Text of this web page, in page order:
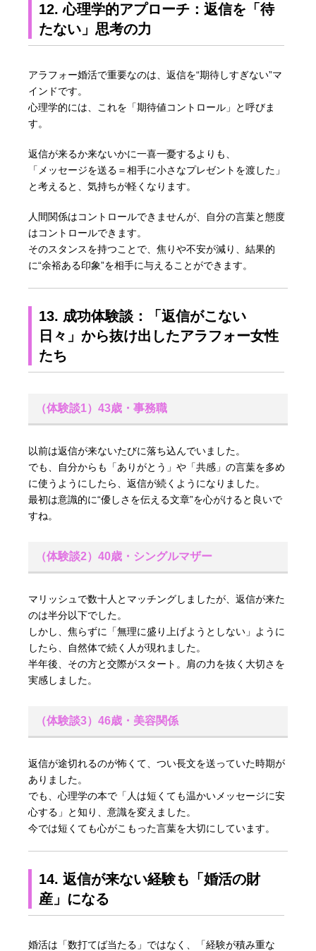
12. 心理学的アプローチ：返信を「待
たない」思考の力
アラフォー婚活で重要なのは、返信を“期待しすぎない”マ
インドです。
心理学的には、これを「期待値コントロール」と呼びま
す。
返信が来るか来ないかに一喜一憂するよりも、
「メッセージを送る＝相手に小さなプレゼントを渡した」
と考えると、気持ちが軽くなります。
人間関係はコントロールできませんが、自分の言葉と態度
はコントロールできます。
そのスタンスを持つことで、焦りや不安が減り、結果的
に“余裕ある印象”を相手に与えることができます。
13. 成功体験談：「返信がこない
日々」から抜け出したアラフォー女性
たち
（体験談1）43歳・事務職
以前は返信が来ないたびに落ち込んでいました。
でも、自分からも「ありがとう」や「共感」の言葉を多め
に使うようにしたら、返信が続くようになりました。
最初は意識的に“優しさを伝える文章”を心がけると良いで
すね。
（体験談2）40歳・シングルマザー
マリッシュで数十人とマッチングしましたが、返信が来た
のは半分以下でした。
しかし、焦らずに「無理に盛り上げようとしない」ように
したら、自然体で続く人が現れました。
半年後、その方と交際がスタート。肩の力を抜く大切さを
実感しました。
（体験談3）46歳・美容関係
返信が途切れるのが怖くて、つい長文を送っていた時期が
ありました。
でも、心理学の本で「人は短くても温かいメッセージに安
心する」と知り、意識を変えました。
今では短くても心がこもった言葉を大切にしています。
14. 返信が来ない経験も「婚活の財
産」になる
婚活は「数打てば当たる」ではなく、「経験が積み重な